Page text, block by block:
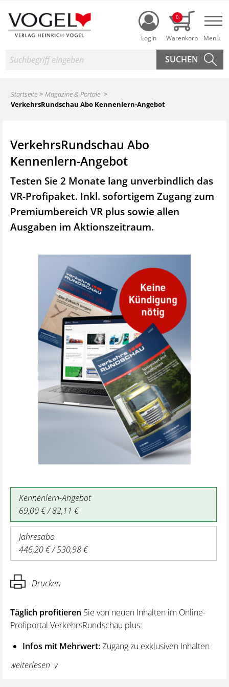
Login
0
Suche
Startseite
Magazine & Portale
VerkehrsRundschau Abo Kennenlern-Angebot
VerkehrsRundschau Abo
Kennenlern-Angebot
Testen Sie 2 Monate lang unverbindlich das
VR-Profipaket. Inkl. sofortigem Zugang zum
Premiumbereich VR plus sowie allen
Ausgaben im Aktionszeitraum.
Kennenlern-Angebot
69,00 € / 82,11 €
Jahresabo
446,20 € / 530,98 €
Drucken
Täglich profitieren Sie von neuen Inhalten im Online-
Profiportal VerkehrsRundschau plus:
Infos mit Mehrwert:Zugang zu exklusiven Inhalten
und Hintergrundwissen – von aktuellen Regelungen
wie z. B. bei den Lenk- und Ruhezeiten,
weiterlesen